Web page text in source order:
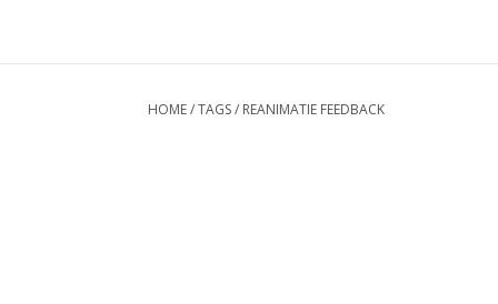
HOME/TAGS/ REANIMATIE FEEDBACK